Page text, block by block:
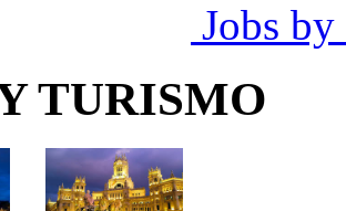
Jobs by
TURISMO